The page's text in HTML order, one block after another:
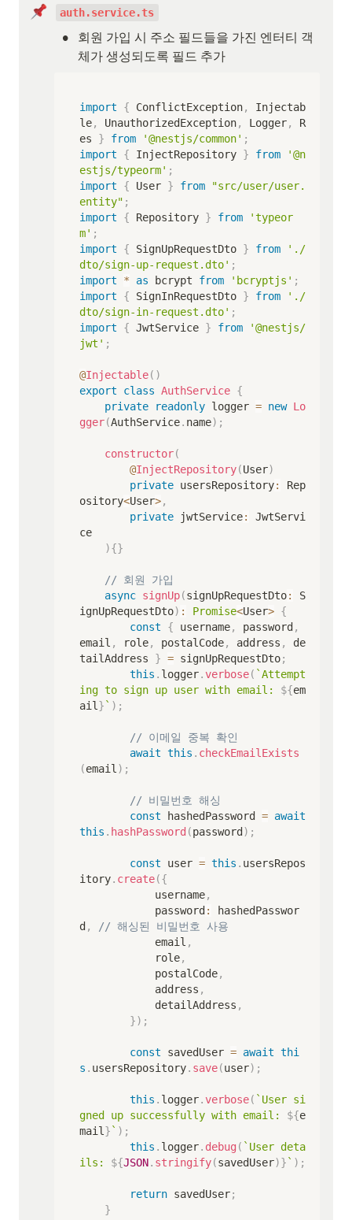
auth.service.ts
•
회원 가입 시 주소 필드들을 가진 엔터티 객
체가 생성되도록 필드 추가
import { ConflictException,
Injectab
le, UnauthorizedException, Logger,
R
es } from '@nestjs/common' ;
import
{ InjectRepository } from
'@n
estjs/typeorm' ;
import
{ User } from
"src/user/user.
entity" ;
import
{ Repository } from
'typeor
m' ;
import
{ SignUpRequestDto } from
'./
dto/sign-up-request.dto' ;
import
* as bcrypt from 'bcryptjs' ;
import
{ SignInRequestDto } from
'./
dto/sign-in-request.dto' ;
import
{ JwtService } from
'@nestjs/
jwt' ;
@Injectable( )
export
class AuthService {
private
readonly logger = new Lo
gger(AuthService. name) ;
constructor(
@InjectRepository(User)
private usersRepository:
Rep
ository<User>,
private jwtService:
JwtServi
ce
){}
// 회원 가입
async signUp(signUpRequestDto:
S
ignUpRequestDto) : Promise<User> {
const
{ username, password ,
email , role, postalCode, address ,
de
tailAddress } = signUpRequestDto;
this . logger.verbose( `Attempt
ing to sign up user with email: ${em
ail } ` ) ;
// 이메일 중복 확인
await this . checkEmailExists
(email ) ;
// 비밀번호 해싱
const hashedPassword = await
this . hashPassword (password ) ;
const user = this . usersRepos
itory. create({
            username
,
            password
:
hashedPasswor
d ,
// 해싱된 비밀번호 사용
            email
,
            role
,
            postalCode
,
            address
,
            detailAddress
,
}) ;
const savedUser = await thi
s . usersRepository. save(user) ;
this . logger.verbose( ` User si
gned up successfully with email: ${e
mail } ` ) ;
this . logger. debug ( ` User deta
ils: ${JSON. stringify(savedUser)} ` ) ;
return savedUser;
}